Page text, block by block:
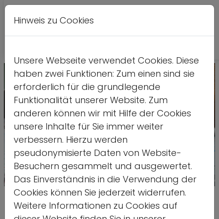
Leichte
Quelle: stock.adobe.com/Irina
Fechten im offenen Ganztag –
Hinweis zu Cookies
Unsere Webseite verwendet Cookies. Diese
haben zwei Funktionen: Zum einen sind sie
erforderlich für die grundlegende
Funktionalität unserer Website. Zum
anderen können wir mit Hilfe der Cookies
unsere Inhalte für Sie immer weiter
verbessern. Hierzu werden
pseudonymisierte Daten von Website-
Besuchern gesammelt und ausgewertet.
Das Einverständnis in die Verwendung der
Cookies können Sie jederzeit widerrufen.
Weitere Informationen zu Cookies auf